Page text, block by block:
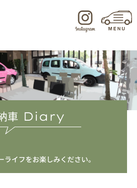
車 Diary
ライフをお楽しみください。